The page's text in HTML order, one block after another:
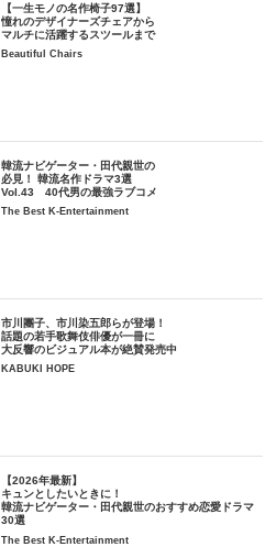
【一生モノの名作椅子97選】
憧れのデザイナーズチェアから
マルチに活躍するスツールまで
Beautiful Chairs
韓流ナビゲーター・田代親世の
必見！ 韓流名作ドラマ3選
Vol.43 40代男の最強ラブコメ
The Best K-Entertainment
市川團子、市川染五郎らが登場！
話題の若手歌舞伎俳優が一冊に
大反響のビジュアル本が絶賛発売中
KABUKI HOPE
【2026年最新】
キュンとしたいときに！
韓流ナビゲーター・田代親世のおすすめ恋愛ドラマ
30選
The Best K-Entertainment